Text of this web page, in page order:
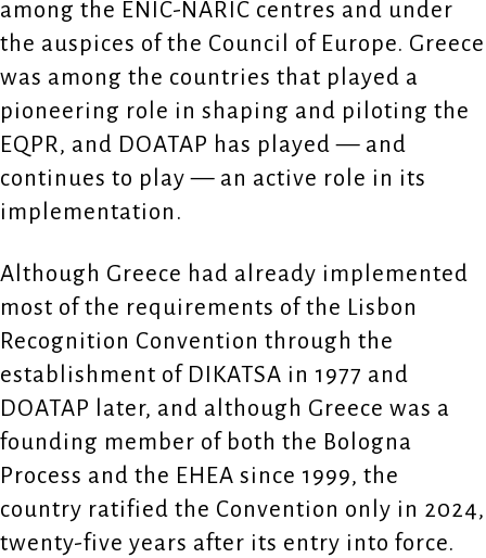
among the ENIC-NARIC centres and under
the auspices of the Council of Europe. Greece
was among the countries that played a
pioneering role in shaping and piloting the
EQPR, and DOATAP has played — and
continues to play — an active role in its
implementation.
Although Greece had already implemented
most of the requirements of the Lisbon
Recognition Convention through the
establishment of DIKATSA in 1977 and
DOATAP later, and although Greece was a
founding member of both the Bologna
Process and the EHEA since 1999, the
country ratified the Convention only in 2024,
twenty-five years after its entry into force.